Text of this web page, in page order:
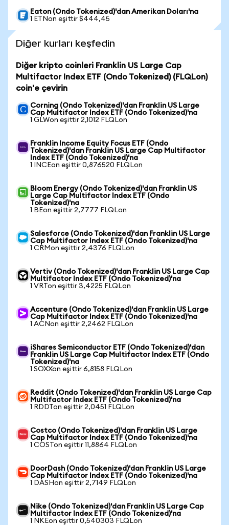
Eaton (Ondo Tokenized)'dan Amerikan Doları'na
1 ETNon eşittir $444,45
Diğer kurları keşfedin
Diğer kripto coinleri Franklin US Large Cap
Multifactor Index ETF (Ondo Tokenized) (FLQLon)
coin'e çevirin
Corning (Ondo Tokenized)'dan Franklin US Large
Cap Multifactor Index ETF (Ondo Tokenized)'na
1 GLWon eşittir 2,1012 FLQLon
Franklin Income Equity Focus ETF (Ondo
Tokenized)'dan Franklin US Large Cap Multifactor
Index ETF (Ondo Tokenized)'na
1 INCEon eşittir 0,876520 FLQLon
Bloom Energy (Ondo Tokenized)'dan Franklin US
Large Cap Multifactor Index ETF (Ondo
Tokenized)'na
1 BEon eşittir 2,7777 FLQLon
Salesforce (Ondo Tokenized)'dan Franklin US Large
Cap Multifactor Index ETF (Ondo Tokenized)'na
1 CRMon eşittir 2,4376 FLQLon
Vertiv (Ondo Tokenized)'dan Franklin US Large Cap
Multifactor Index ETF (Ondo Tokenized)'na
1 VRTon eşittir 3,4225 FLQLon
Accenture (Ondo Tokenized)'dan Franklin US Large
Cap Multifactor Index ETF (Ondo Tokenized)'na
1 ACNon eşittir 2,2462 FLQLon
iShares Semiconductor ETF (Ondo Tokenized)'dan
Franklin US Large Cap Multifactor Index ETF (Ondo
Tokenized)'na
1 SOXXon eşittir 6,8158 FLQLon
Reddit (Ondo Tokenized)'dan Franklin US Large Cap
Multifactor Index ETF (Ondo Tokenized)'na
1 RDDTon eşittir 2,0451 FLQLon
Costco (Ondo Tokenized)'dan Franklin US Large
Cap Multifactor Index ETF (Ondo Tokenized)'na
1 COSTon eşittir 11,8864 FLQLon
DoorDash (Ondo Tokenized)'dan Franklin US Large
Cap Multifactor Index ETF (Ondo Tokenized)'na
1 DASHon eşittir 2,7149 FLQLon
Nike (Ondo Tokenized)'dan Franklin US Large Cap
Multifactor Index ETF (Ondo Tokenized)'na
1 NKEon eşittir 0,540303 FLQLon